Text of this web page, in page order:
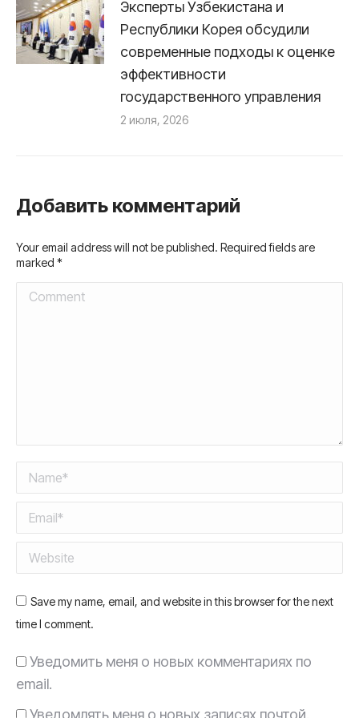
Эксперты Узбекистана и
Республики Корея обсудили
современные подходы к оценке
эффективности
государственного управления
2 июля, 2026
Добавить комментарий
Your email address will not be published. Required fields are
marked *
Comment
Name *
Email *
Website
Save my name, email, and website in this browser for the next
time I comment.
Уведомить меня о новых комментариях по
email.
Уведомлять меня о новых записях почтой.